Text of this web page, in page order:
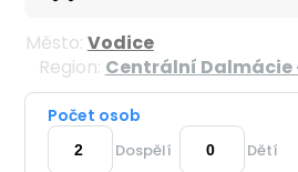
Město: Vodice
Region: Centrální Dalmácie
Počet osob
Dospělí Dětí